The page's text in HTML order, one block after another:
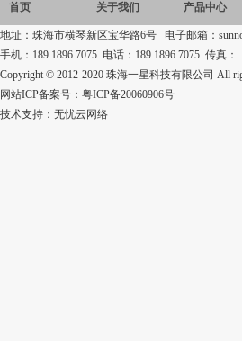
首页 关于我们 产品中心
地址：珠海市横琴新区宝华路6号 电子邮箱：
手机：189 1896 7075 电话：189 1896 7075 传真：
Copyright © 2012-2020 珠海一星科技有限公司 All
网站ICP备案号： 粤ICP备20060906号
技术支持： 无忧云网络